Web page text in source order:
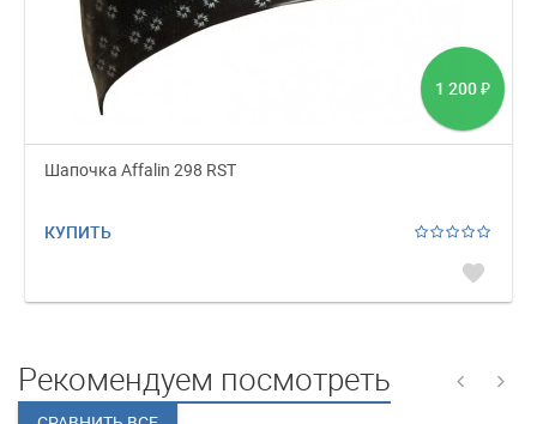
1 200 ₽
Шапочка Affalin 298 RST
КУПИТЬ
favorite
Рекомендуем посмотреть